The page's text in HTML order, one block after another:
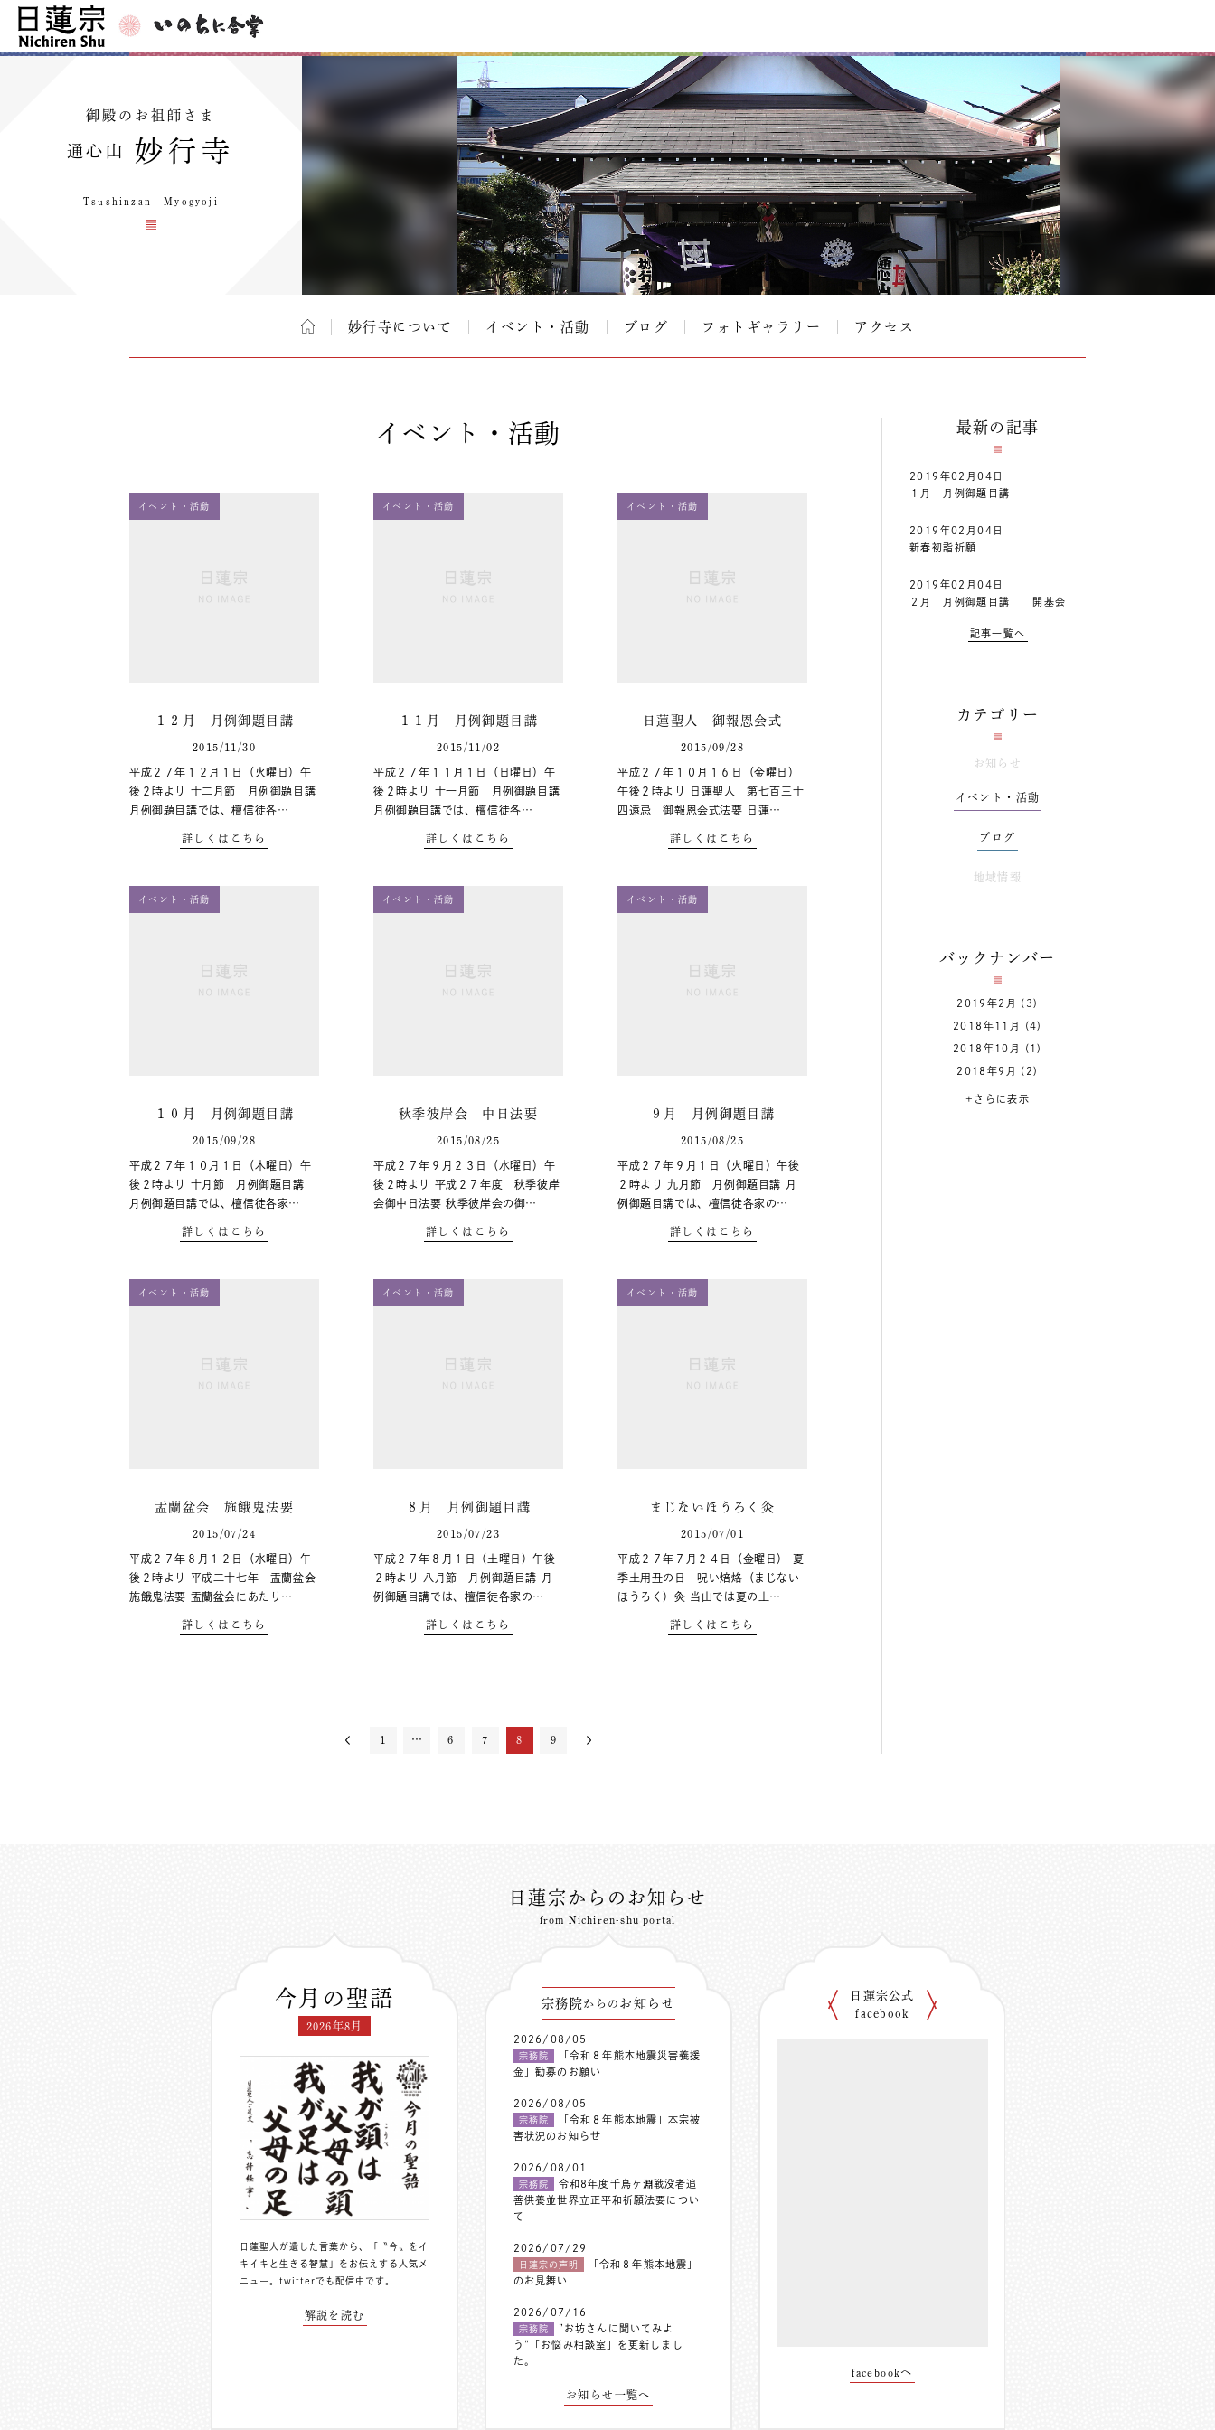
御殿のお祖師さま
通心山 妙行寺
Tsushinzan Myogyoji
妙行寺について イベント・活動 ブログ フォトギャラリー アクセス
イベント・活動
イベント・活動
１２月 月例御題目講
2015/11/30
平成２７年１２月１日（火曜日）午
後２時より 十二月節 月例御題目講
月例御題目講では、檀信徒各…
詳しくはこちら
イベント・活動
１１月 月例御題目講
2015/11/02
平成２７年１１月１日（日曜日）午
後２時より 十一月節 月例御題目講
月例御題目講では、檀信徒各…
詳しくはこちら
イベント・活動
日蓮聖人 御報恩会式
2015/09/28
平成２７年１０月１６日（金曜日）
午後２時より 日蓮聖人 第七百三十
四遠忌 御報恩会式法要 日蓮…
詳しくはこちら
イベント・活動
１０月 月例御題目講
2015/09/28
平成２７年１０月１日（木曜日）午
後２時より 十月節 月例御題目講
月例御題目講では、檀信徒各家…
詳しくはこちら
イベント・活動
秋季彼岸会 中日法要
2015/08/25
平成２７年９月２３日（水曜日）午
後２時より 平成２７年度 秋季彼岸
会御中日法要 秋季彼岸会の御…
詳しくはこちら
イベント・活動
９月 月例御題目講
2015/08/25
平成２７年９月１日（火曜日）午後
２時より 九月節 月例御題目講 月
例御題目講では、檀信徒各家の…
詳しくはこちら
イベント・活動
盂蘭盆会 施餓鬼法要
2015/07/24
平成２７年８月１２日（水曜日）午
後２時より 平成二十七年 盂蘭盆会
施餓鬼法要 盂蘭盆会にあたり…
詳しくはこちら
イベント・活動
８月 月例御題目講
2015/07/23
平成２７年８月１日（土曜日）午後
２時より 八月節 月例御題目講 月
例御題目講では、檀信徒各家の…
詳しくはこちら
イベント・活動
まじないほうろく灸
2015/07/01
平成２７年７月２４日（金曜日） 夏
季土用丑の日 呪い焙烙（まじない
ほうろく）灸 当山では夏の土…
詳しくはこちら
1 … 6 7 8 9
最新の記事
2019年02月04日
１月 月例御題目講
2019年02月04日
新春初詣祈願
2019年02月04日
２月 月例御題目講 開基会
記事一覧へ
カテゴリー
お知らせ
イベント・活動
ブログ
地域情報
バックナンバー
2019年2月 (3)
2018年11月 (4)
2018年10月 (1)
2018年9月 (2)
+さらに表示
日蓮宗からのお知らせ
from Nichiren-shu portal
今月の聖語
2026年8月
日蓮聖人が遺した言葉から、「〝今〟をイ
キイキと生きる智慧」をお伝えする人気メ
ニュー。 twitterでも配信中 です。
解説を読む
宗務院からの お知らせ
2026/08/05
宗務院
「令和８年熊本地震災害義援
金」勧募のお願い
2026/08/05
宗務院
「令和８年熊本地震」本宗被
害状況のお知らせ
2026/08/01
宗務院
令和8年度千鳥ヶ淵戦没者追
善供養並世界立正平和祈願法要につい
て
2026/07/29
日蓮宗の声明
「令和８年熊本地震」
のお見舞い
2026/07/16
宗務院
”お坊さんに聞いてみよ
う”「お悩み相談室」を更新しまし
た。
お知らせ一覧へ
日蓮宗公式
facebook
facebookへ